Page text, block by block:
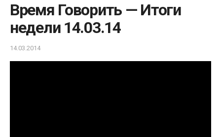
Время Говорить — Итоги
недели 14.03.14
14.03.2014